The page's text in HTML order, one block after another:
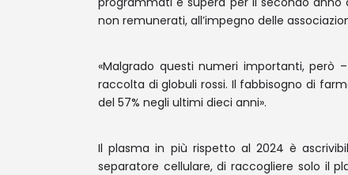
non remunerati, all’impegno delle
«Malgrado questi numeri importanti, però
raccolta di globuli rossi. Il fabbisogno di
del 57% negli ultimi dieci anni».
Il plasma in più rispetto al 2024 è
separatore cellulare, di raccogliere solo il